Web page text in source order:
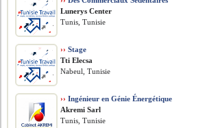
Lunerys Center
Tunis, Tunisie
›› Stage
Tti Elecsa
Nabeul, Tunisie
›› Ingénieur en Génie Énergétique
Akremi Sarl
Tunis, Tunisie